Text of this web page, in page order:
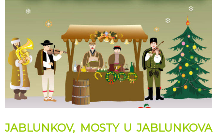
JABLUNKOV, MOSTY U JABLUNKOVA